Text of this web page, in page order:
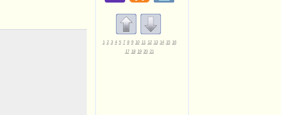
1 2 3 4 5 7 8 9 10 11 12 13 14 15 16
17 18 19 20 21